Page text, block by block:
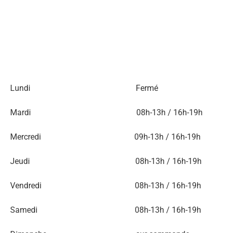
Lundi Fermé
Mardi 08h-13h / 16h-19h
Mercredi 09h-13h / 16h-19h
Jeudi 08h-13h / 16h-19h
Vendredi 08h-13h / 16h-19h
Samedi 08h-13h / 16h-19h